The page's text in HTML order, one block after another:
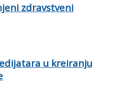
zdravstveni
u kreiranju